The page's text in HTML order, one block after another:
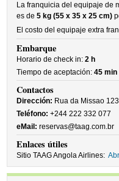
La franquicia del equipaje de
es de5 kg (55 x 35 x 25 cm)
El costo del equipaje extra
Embarque
Horario de check in:2 h
Tiempo de aceptación:45 min
Contactos
Dirección: Rua da Missao
Teléfono: +244 222 332 077
eMail: reservas@taag.com.br
Enlaces útiles
Sitio TAAG Angola Airlines: